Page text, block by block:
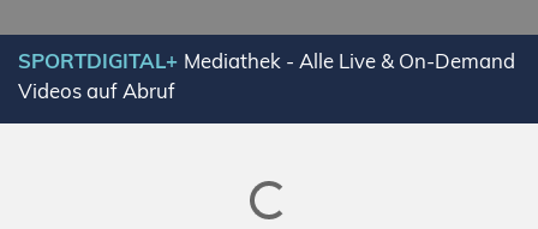
SPORTDIGITAL+ Mediathek - Alle Live & On-Demand
Videos auf Abruf